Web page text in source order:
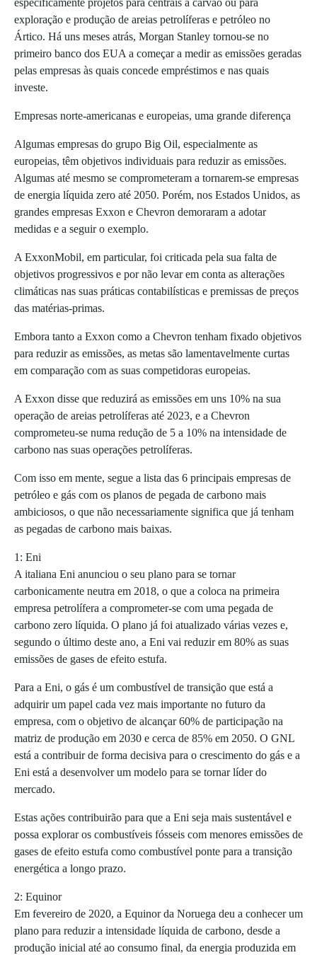
especificamente projetos para centrais a carvão ou para
exploração e produção de areias petrolíferas e petróleo no
Ártico. Há uns meses atrás, Morgan Stanley tornou-se no
primeiro banco dos EUA a começar a medir as emissões geradas
pelas empresas às quais concede empréstimos e nas quais
investe.
Empresas norte-americanas e europeias, uma grande diferença
Algumas empresas do grupo Big Oil, especialmente as
europeias, têm objetivos individuais para reduzir as emissões.
Algumas até mesmo se comprometeram a tornarem-se empresas
de energia líquida zero até 2050. Porém, nos Estados Unidos, as
grandes empresas Exxon e Chevron demoraram a adotar
medidas e a seguir o exemplo.
A ExxonMobil, em particular, foi criticada pela sua falta de
objetivos progressivos e por não levar em conta as alterações
climáticas nas suas práticas contabilísticas e premissas de preços
das matérias-primas.
Embora tanto a Exxon como a Chevron tenham fixado objetivos
para reduzir as emissões, as metas são lamentavelmente curtas
em comparação com as suas competidoras europeias.
A Exxon disse que reduzirá as emissões em uns 10% na sua
operação de areias petrolíferas até 2023, e a Chevron
comprometeu-se numa redução de 5 a 10% na intensidade de
carbono nas suas operações petrolíferas.
Com isso em mente, segue a lista das 6 principais empresas de
petróleo e gás com os planos de pegada de carbono mais
ambiciosos, o que não necessariamente significa que já tenham
as pegadas de carbono mais baixas.
1: Eni
A italiana Eni anunciou o seu plano para se tornar
carbonicamente neutra em 2018, o que a coloca na primeira
empresa petrolífera a comprometer-se com uma pegada de
carbono zero líquida. O plano já foi atualizado várias vezes e,
segundo o último deste ano, a Eni vai reduzir em 80% as suas
emissões de gases de efeito estufa.
Para a Eni, o gás é um combustível de transição que está a
adquirir um papel cada vez mais importante no futuro da
empresa, com o objetivo de alcançar 60% de participação na
matriz de produção em 2030 e cerca de 85% em 2050. O GNL
está a contribuir de forma decisiva para o crescimento do gás e a
Eni está a desenvolver um modelo para se tornar líder do
mercado.
Estas ações contribuirão para que a Eni seja mais sustentável e
possa explorar os combustíveis fósseis com menores emissões de
gases de efeito estufa como combustível ponte para a transição
energética a longo prazo.
2: Equinor
Em fevereiro de 2020, a Equinor da Noruega deu a conhecer um
plano para reduzir a intensidade líquida de carbono, desde a
produção inicial até ao consumo final, da energia produzida em